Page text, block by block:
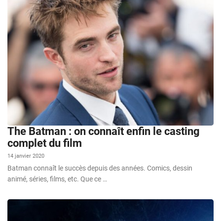
The Batman : on connaît enfin le casting
complet du film
14 janvier 2020
Batman connaît le succès depuis des années. Comics, dessin
animé, séries, films, etc. Que ce …